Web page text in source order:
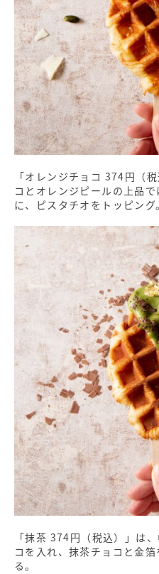
「オレンジチョコ 374円（
コとオレンジピールの上品
に、ピスタチオをトッピング。
「抹茶 374円（税込）」は
コを入れ、抹茶チョコと金
る。